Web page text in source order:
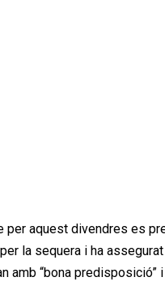
per aquest divendres es
la sequera i ha
amb “bona predisposició” i